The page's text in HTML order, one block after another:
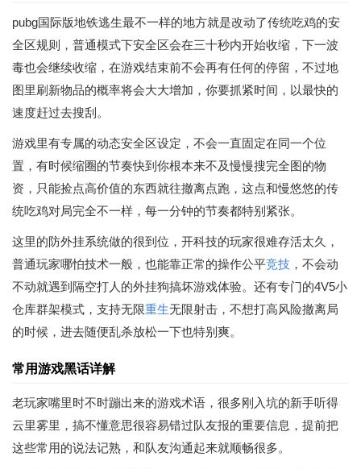
pubg国际版地铁逃生最不一样的地方就是改动了传统吃鸡的安
全区规则，普通模式下安全区会在三十秒内开始收缩，下一波
毒也会继续收缩，在游戏结束前不会再有任何的停留，不过地
图里刷新物品的概率将会大大增加，你要抓紧时间，以最快的
速度赶过去搜刮。
游戏里有专属的动态安全区设定，不会一直固定在同一个位
置，有时候缩圈的节奏快到你根本来不及慢慢搜完全图的物
资，只能捡点高价值的东西就往撤离点跑，这点和慢悠悠的传
统吃鸡对局完全不一样，每一分钟的节奏都特别紧张。
这里的防外挂系统做的很到位，开科技的玩家很难存活太久，
普通玩家哪怕技术一般，也能靠正常的操作公平竞技 ，不会动
不动就遇到隔空打人的外挂狗搞坏游戏体验。还有专门的4V5小
仓库群架模式，支持无限重生无限射击，不想打高风险撤离局
的时候，进去随便乱杀放松一下也特别爽。
常用游戏黑话详解
老玩家嘴里时不时蹦出来的游戏术语，很多刚入坑的新手听得
云里雾里，搞不懂意思很容易错过队友报的重要信息，提前把
这些常用的说法记熟，和队友沟通起来就顺畅很多。